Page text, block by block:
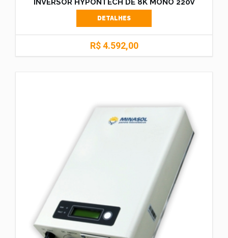
INVERSOR HYPONTECH DE 8K MONO 220V
DETALHES
R$ 4.592,00